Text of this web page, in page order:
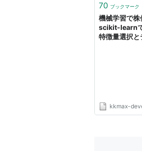
70 ブックマーク
機械学習で株
scikit-learn
特徴量選択
kkmax-